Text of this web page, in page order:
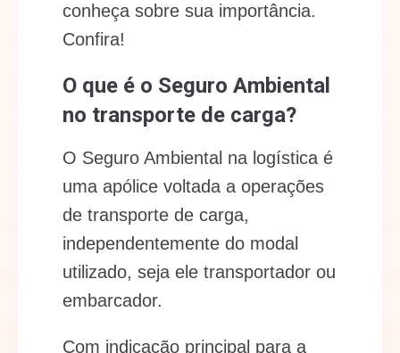
conheça sobre sua importância.
Confira!
O que é o Seguro Ambiental
no transporte de carga?
O Seguro Ambiental na logística é
uma apólice voltada a operações
de transporte de carga,
independentemente do modal
utilizado, seja ele transportador ou
embarcador.
Com indicação principal para a